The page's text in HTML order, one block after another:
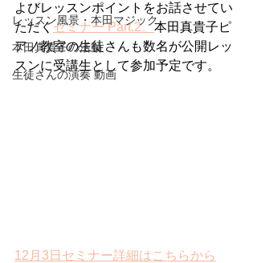
レッスン風景・本田マジック
本田真貴子の活動
生徒さんの演奏 動画
よびレッスンポイントをお話させてい
ただくセミナー Part.2。本田真貴子ピ
アノ教室の生徒さんも数名が公開レッ
スンに受講生として参加予定です。
12月3日セミナー詳細はこちらから